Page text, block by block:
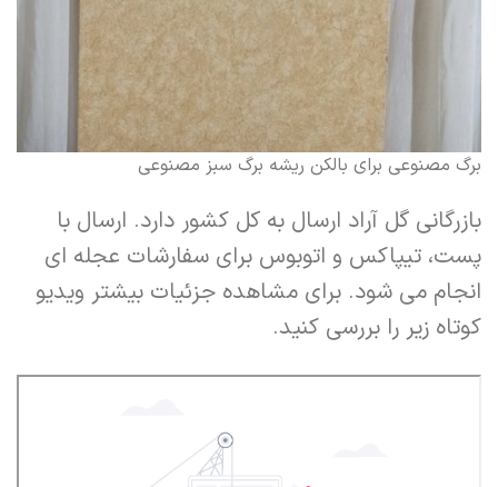
برگ مصنوعی برای بالکن ریشه برگ سبز مصنوعی
بازرگانی گل آراد ارسال به کل کشور دارد. ارسال با
پست، تیپاکس و اتوبوس برای سفارشات عجله ای
انجام می شود. برای مشاهده جزئیات بیشتر ویدیو
کوتاه زیر را بررسی کنید.